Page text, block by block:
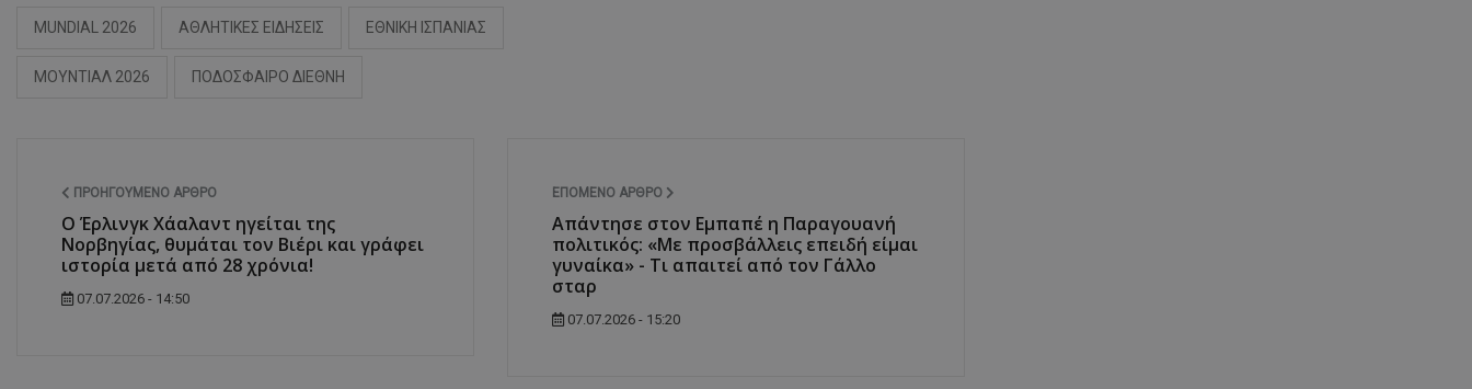
MUNDIAL 2026 ΑΘΛΗΤΙΚΕΣ ΕΙΔΗΣΕΙΣ ΕΘΝΙΚΗ ΙΣΠΑΝΙΑΣ
ΜΟΥΝΤΙΑΛ 2026 ΠΟΔΟΣΦΑΙΡΟ ΔΙΕΘΝΗ
ΠΡΟΗΓΟΎΜΕΝΟ ΆΡΘΡΟ
Ο Έρλινγκ Χάαλαντ ηγείται της
Νορβηγίας, θυμάται τον Βιέρι και γράφει
ιστορία μετά από 28 χρόνια!
07.07.2026 - 14:50
ΕΠΌΜΕΝΟ ΆΡΘΡΟ
Απάντησε στον Εμπαπέ η Παραγουανή
πολιτικός: «Με προσβάλλεις επειδή είμαι
γυναίκα» - Τι απαιτεί από τον Γάλλο
σταρ
07.07.2026 - 15:20